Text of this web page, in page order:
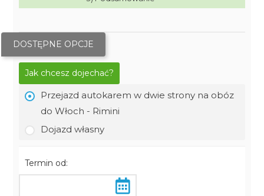
DOSTĘPNE OPCJE
Jak chcesz dojechać?
Przejazd autokarem w dwie strony na obóz
do Włoch - Rimini
Dojazd własny
Termin od: